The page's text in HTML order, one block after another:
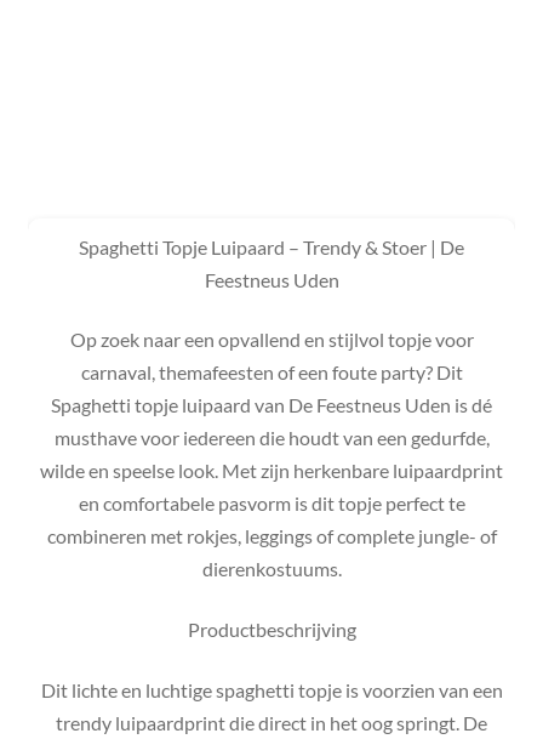
Spaghetti Topje Luipaard – Trendy & Stoer | De
Feestneus Uden
Op zoek naar een opvallend en stijlvol topje voor
carnaval, themafeesten of een foute party? Dit
Spaghetti topje luipaard van De Feestneus Uden is dé
musthave voor iedereen die houdt van een gedurfde,
wilde en speelse look. Met zijn herkenbare luipaardprint
en comfortabele pasvorm is dit topje perfect te
combineren met rokjes, leggings of complete jungle- of
dierenkostuums.
Productbeschrijving
Dit lichte en luchtige spaghetti topje is voorzien van een
trendy luipaardprint die direct in het oog springt. De